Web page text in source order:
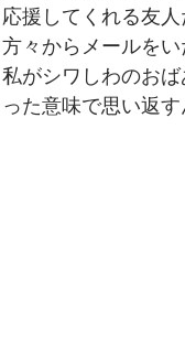
応援してくれる友
方々からメールを
私がシワしわのお
った意味で思い返